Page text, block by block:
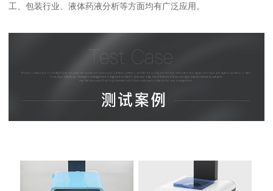
工、包装行业、液体药液分析等方面均有广泛应用。